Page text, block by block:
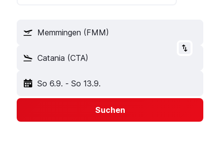
Memmingen (FMM)
Catania (CTA)
So 6.9. - So 13.9.
Suchen